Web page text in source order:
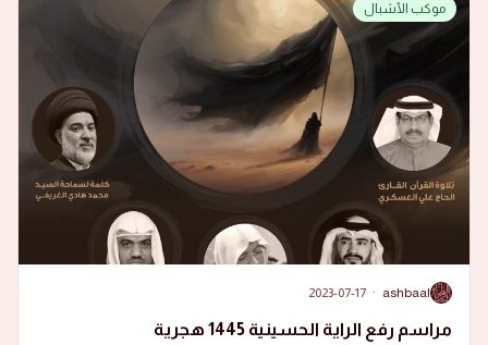
موكب الأشبال
A
ashbaal
·
2023-07-17
مراسم رفع الراية الحسينية 1445 هجرية